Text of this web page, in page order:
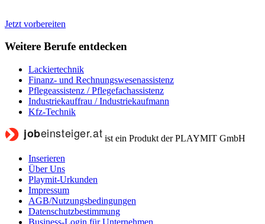
Jetzt vorbereiten
Weitere Berufe entdecken
Lackiertechnik
Finanz- und Rechnungswesenassistenz
Pflegeassistenz / Pflegefachassistenz
Industriekauffrau / Industriekaufmann
Kfz-Technik
ist ein Produkt der PLAYMIT GmbH
Inserieren
Über Uns
Playmit-Urkunden
Impressum
AGB/Nutzungsbedingungen
Datenschutzbestimmung